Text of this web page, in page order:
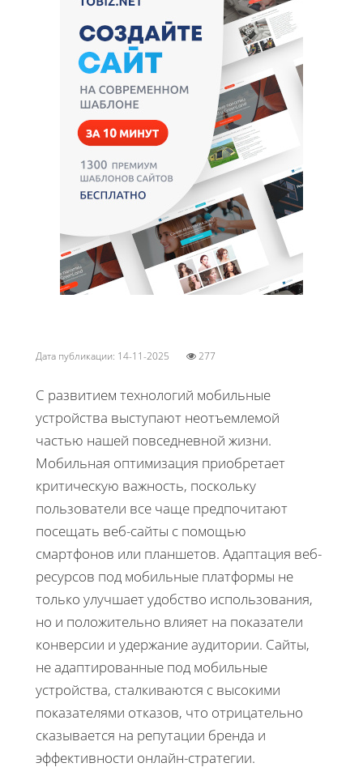
Дата публикации: 14-11-2025 277
С развитием технологий мобильные
устройства выступают неотъемлемой
частью нашей повседневной жизни.
Мобильная оптимизация приобретает
критическую важность, поскольку
пользователи все чаще предпочитают
посещать веб-сайты с помощью
смартфонов или планшетов. Адаптация веб-
ресурсов под мобильные платформы не
только улучшает удобство использования,
но и положительно влияет на показатели
конверсии и удержание аудитории. Сайты,
не адаптированные под мобильные
устройства, сталкиваются с высокими
показателями отказов, что отрицательно
сказывается на репутации бренда и
эффективности онлайн-стратегии.